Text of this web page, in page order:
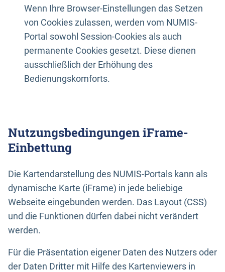
Wenn Ihre Browser-Einstellungen das Setzen
von Cookies zulassen, werden vom NUMIS-
Portal sowohl Session-Cookies als auch
permanente Cookies gesetzt. Diese dienen
ausschließlich der Erhöhung des
Bedienungskomforts.
Nutzungsbedingungen iFrame-
Einbettung
Die Kartendarstellung des NUMIS-Portals kann als
dynamische Karte (iFrame) in jede beliebige
Webseite eingebunden werden. Das Layout (CSS)
und die Funktionen dürfen dabei nicht verändert
werden.
Für die Präsentation eigener Daten des Nutzers oder
der Daten Dritter mit Hilfe des Kartenviewers in